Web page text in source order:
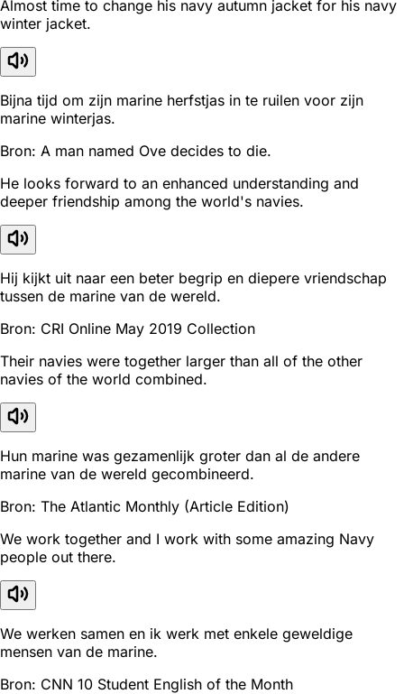
Almost time to change his navy autumn jacket for his navy
winter jacket.
Bijna tijd om zijn marine herfstjas in te ruilen voor zijn
marine winterjas.
Bron: A man named Ove decides to die.
He looks forward to an enhanced understanding and
deeper friendship among the world's navies.
Hij kijkt uit naar een beter begrip en diepere vriendschap
tussen de marine van de wereld.
Bron: CRI Online May 2019 Collection
Their navies were together larger than all of the other
navies of the world combined.
Hun marine was gezamenlijk groter dan al de andere
marine van de wereld gecombineerd.
Bron: The Atlantic Monthly (Article Edition)
We work together and I work with some amazing Navy
people out there.
We werken samen en ik werk met enkele geweldige
mensen van de marine.
Bron: CNN 10 Student English of the Month